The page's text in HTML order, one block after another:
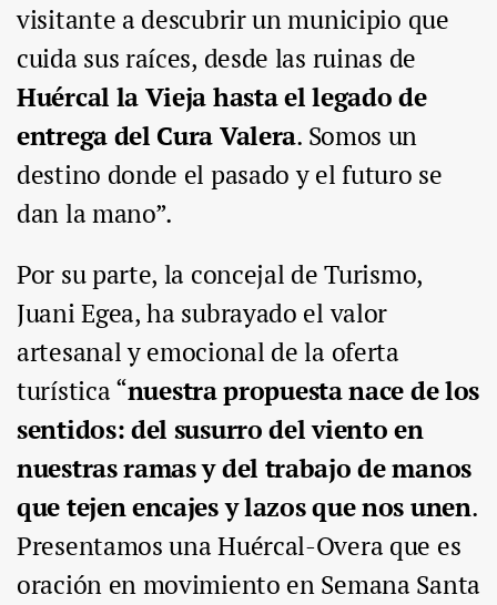
visitante a descubrir un municipio que
cuida sus raíces, desde las ruinas de
Huércal la Vieja hasta el legado de
entrega del Cura Valera. Somos un
destino donde el pasado y el futuro se
dan la mano”.
Por su parte, la concejal de Turismo,
Juani Egea, ha subrayado el valor
artesanal y emocional de la oferta
turística “nuestra propuesta nace de los
sentidos: del susurro del viento en
nuestras ramas y del trabajo de manos
que tejen encajes y lazos que nos unen.
Presentamos una Huércal-Overa que es
oración en movimiento en Semana Santa